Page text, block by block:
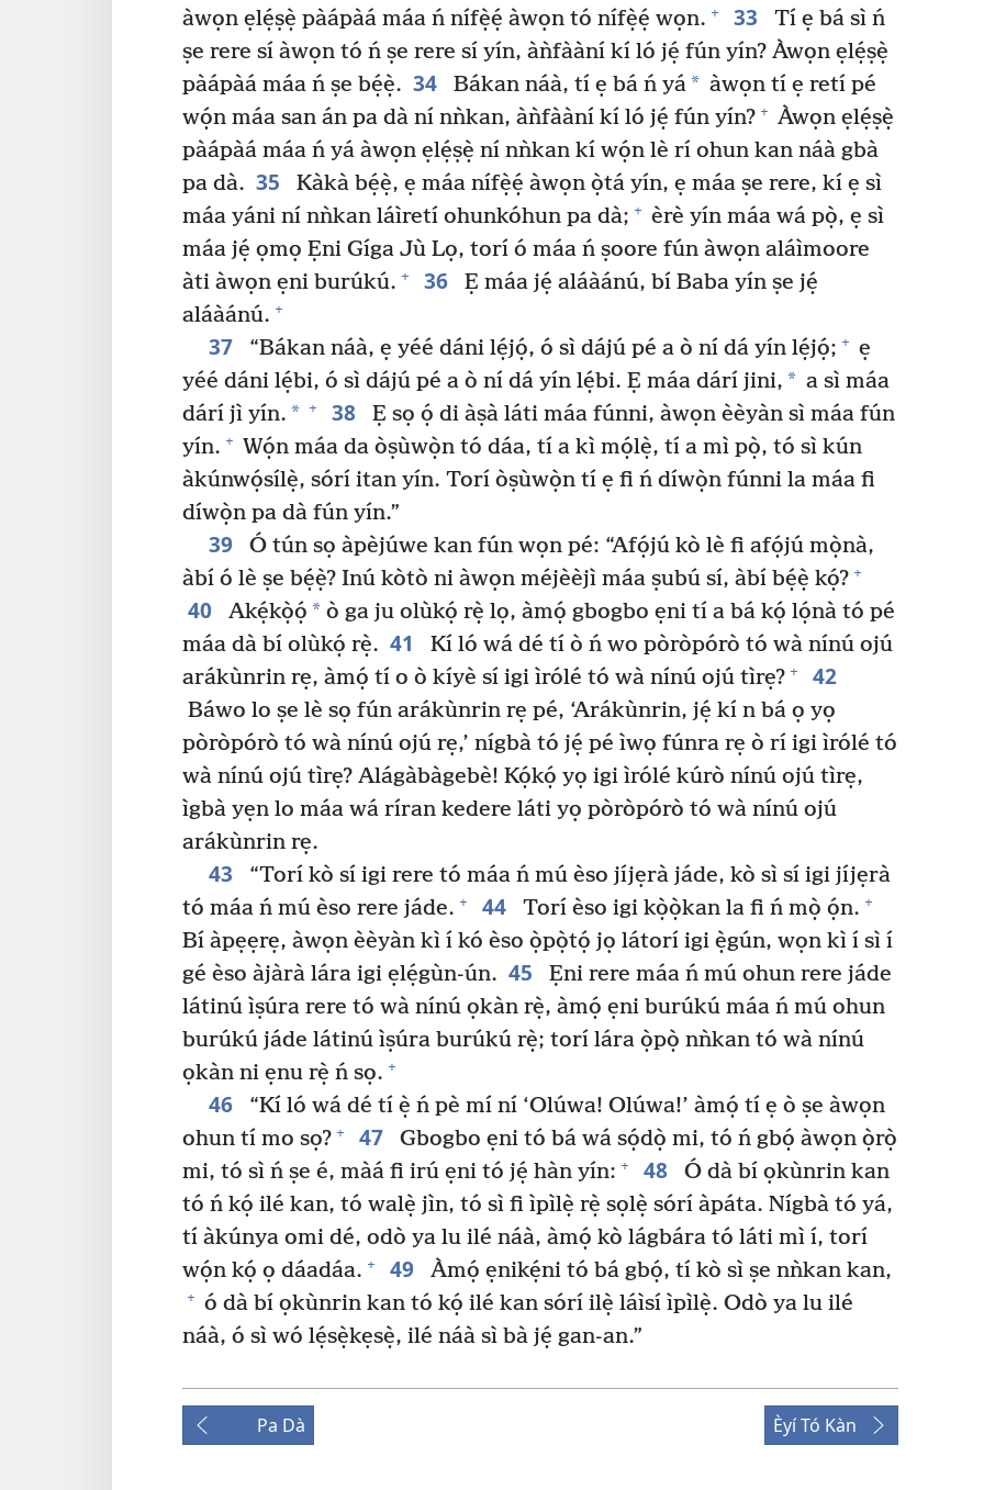
àwọn ẹlẹ́ṣẹ̀ pàápàá máa ń nífẹ̀ẹ́ àwọn tó nífẹ̀ẹ́ wọn. + 33
Tí ẹ bá sì ń
ṣe rere sí àwọn tó ń ṣe rere sí yín, àǹfààní kí ló jẹ́ fún yín? Àwọn ẹlẹ́ṣẹ̀
pàápàá máa ń ṣe bẹ́ẹ̀. 34 Bákan náà, tí ẹ bá ń yá* àwọn tí ẹ retí pé
wọ́n máa san án pa dà ní nǹkan, àǹfààní kí ló jẹ́ fún yín? + Àwọn ẹlẹ́ṣẹ̀
pàápàá máa ń yá àwọn ẹlẹ́ṣẹ̀ ní nǹkan kí wọ́n lè rí ohun kan náà gbà
pa dà. 35
Kàkà bẹ́ẹ̀, ẹ máa nífẹ̀ẹ́ àwọn ọ̀tá yín, ẹ máa ṣe rere, kí ẹ sì
máa yáni ní nǹkan láìretí ohunkóhun pa dà; + èrè yín máa wá pọ̀, ẹ sì
máa jẹ́ ọmọ Ẹni Gíga Jù Lọ, torí ó máa ń ṣoore fún àwọn aláìmoore
àti àwọn ẹni burúkú. + 36
Ẹ máa jẹ́ aláàánú, bí Baba yín ṣe jẹ́
aláàánú. +
37 “Bákan náà, ẹ yéé dáni lẹ́jọ́, ó sì dájú pé a ò ní dá yín lẹ́jọ́; + ẹ
yéé dáni lẹ́bi, ó sì dájú pé a ò ní dá yín lẹ́bi. Ẹ máa dárí jini, * a sì máa
dárí jì yín. * + 38
Ẹ sọ ọ́ di àṣà láti máa fúnni, àwọn èèyàn sì máa fún
yín. + Wọ́n máa da òṣùwọ̀n tó dáa, tí a kì mọ́lẹ̀, tí a mì pọ̀, tó sì kún
àkúnwọ́sílẹ̀, sórí itan yín. Torí òṣùwọ̀n tí ẹ fi ń díwọ̀n fúnni la máa fi
díwọ̀n pa dà fún yín.”
39
Ó tún sọ àpèjúwe kan fún wọn pé: “Afọ́jú kò lè fi afọ́jú mọ̀nà,
àbí ó lè ṣe bẹ́ẹ̀? Inú kòtò ni àwọn méjèèjì máa ṣubú sí, àbí bẹ́ẹ̀ kọ́? +
40 Akẹ́kọ̀ọ́ *ò ga ju olùkọ́ rẹ̀ lọ, àmọ́ gbogbo ẹni tí a bá kọ́ lọ́nà tó pé
máa dà bí olùkọ́ rẹ̀. 41
Kí ló wá dé tí ò ń wo pòròpórò tó wà nínú ojú
arákùnrin rẹ, àmọ́ tí o ò kíyè sí igi ìrólé tó wà nínú ojú tìrẹ? + 42
Báwo lo ṣe lè sọ fún arákùnrin rẹ pé, ‘Arákùnrin, jẹ́ kí n bá ọ yọ
pòròpórò tó wà nínú ojú rẹ,’ nígbà tó jẹ́ pé ìwọ fúnra rẹ ò rí igi ìrólé tó
wà nínú ojú tìrẹ? Alágàbàgebè! Kọ́kọ́ yọ igi ìrólé kúrò nínú ojú tìrẹ,
ìgbà yẹn lo máa wá ríran kedere láti yọ pòròpórò tó wà nínú ojú
arákùnrin rẹ.
43
“Torí kò sí igi rere tó máa ń mú èso jíjẹrà jáde, kò sì sí igi jíjẹrà
tó máa ń mú èso rere jáde. + 44 Torí èso igi kọ̀ọ̀kan la fi ń mọ̀ ọ́n. +
Bí àpẹẹrẹ, àwọn èèyàn kì í kó èso ọ̀pọ̀tọ́ jọ látorí igi ẹ̀gún, wọn kì í sì í
gé èso àjàrà lára igi ẹlẹ́gùn-ún. 45
Ẹni rere máa ń mú ohun rere jáde
látinú ìṣúra rere tó wà nínú ọkàn rẹ̀, àmọ́ ẹni burúkú máa ń mú ohun
burúkú jáde látinú ìṣúra burúkú rẹ̀; torí lára ọ̀pọ̀ nǹkan tó wà nínú
ọkàn ni ẹnu rẹ̀ ń sọ. +
46
“Kí ló wá dé tí ẹ̀ ń pè mí ní ‘Olúwa! Olúwa!’ àmọ́ tí ẹ ò ṣe àwọn
ohun tí mo sọ? + 47
Gbogbo ẹni tó bá wá sọ́dọ̀ mi, tó ń gbọ́ àwọn ọ̀rọ̀
mi, tó sì ń ṣe é, màá fi irú ẹni tó jẹ́ hàn yín: + 48
Ó dà bí ọkùnrin kan
tó ń kọ́ ilé kan, tó walẹ̀ jìn, tó sì fi ìpìlẹ̀ rẹ̀ sọlẹ̀ sórí àpáta. Nígbà tó yá,
tí àkúnya omi dé, odò ya lu ilé náà, àmọ́ kò lágbára tó láti mì í, torí
wọ́n kọ́ ọ dáadáa. + 49 Àmọ́ ẹnikẹ́ni tó bá gbọ́, tí kò sì ṣe nǹkan kan,
+ ó dà bí ọkùnrin kan tó kọ́ ilé kan sórí ilẹ̀ láìsí ìpìlẹ̀. Odò ya lu ilé
náà, ó sì wó lẹ́sẹ̀kẹsẹ̀, ilé náà sì bà jẹ́ gan-an.”
Pa Dà Èyí Tó Kàn